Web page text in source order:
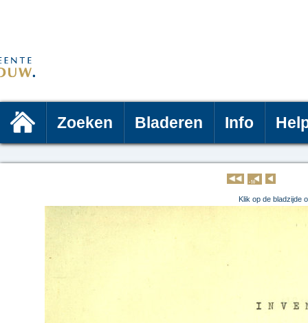
Zoeken Bladeren Info
Klik op de bladzijde